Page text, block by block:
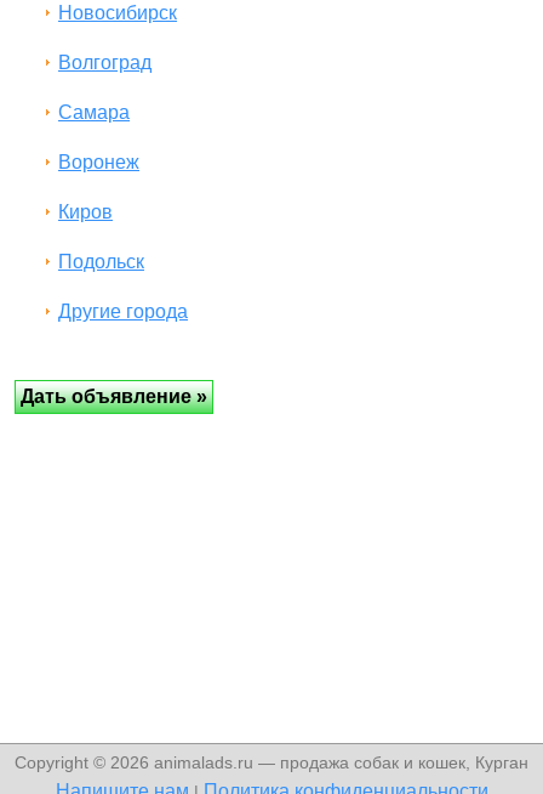
Новосибирск
Волгоград
Самара
Воронеж
Киров
Подольск
Другие города
Copyright © 2026 animalads.ru — продажа собак и кошек, Курган